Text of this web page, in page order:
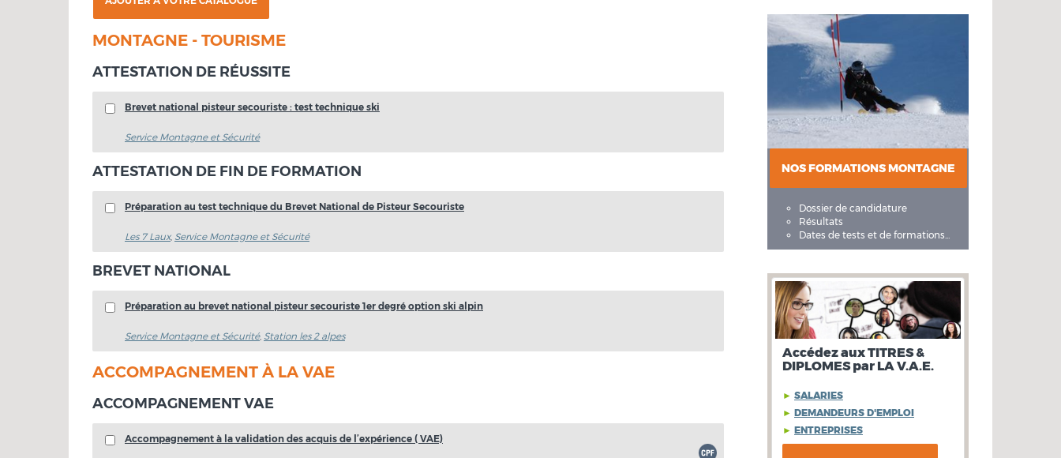
MONTAGNE - TOURISME
ATTESTATION DE RÉUSSITE
Brevet national pisteur secouriste : test technique ski
Service Montagne et Sécurité
ATTESTATION DE FIN DE FORMATION
Préparation au test technique du Brevet National de Pisteur Secouriste
Les 7 Laux, Service Montagne et Sécurité
BREVET NATIONAL
Préparation au brevet national pisteur secouriste 1er degré option ski alpin
Service Montagne et Sécurité, Station les 2 alpes
ACCOMPAGNEMENT À LA VAE
ACCOMPAGNEMENT VAE
Accompagnement à la validation des acquis de l’expérience ( VAE)
NOS FORMATIONS MONTAGNE
Dossier de candidature
Résultats
Dates de tests et de formations...
Accédez aux TITRES &
DIPLOMES par LA V.A.E.
► SALARIES
► DEMANDEURS D'EMPLOI
► ENTREPRISES